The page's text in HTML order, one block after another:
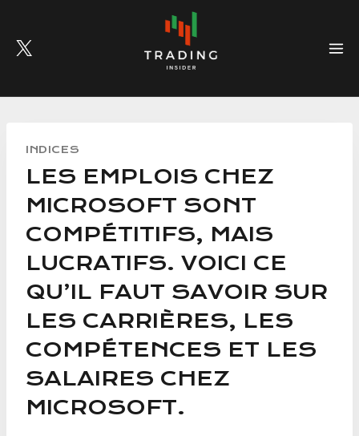
content
INDICES
LES EMPLOIS CHEZ
MICROSOFT SONT
COMPÉTITIFS, MAIS
LUCRATIFS. VOICI CE
QU’IL FAUT SAVOIR SUR
LES CARRIÈRES, LES
COMPÉTENCES ET LES
SALAIRES CHEZ
MICROSOFT.